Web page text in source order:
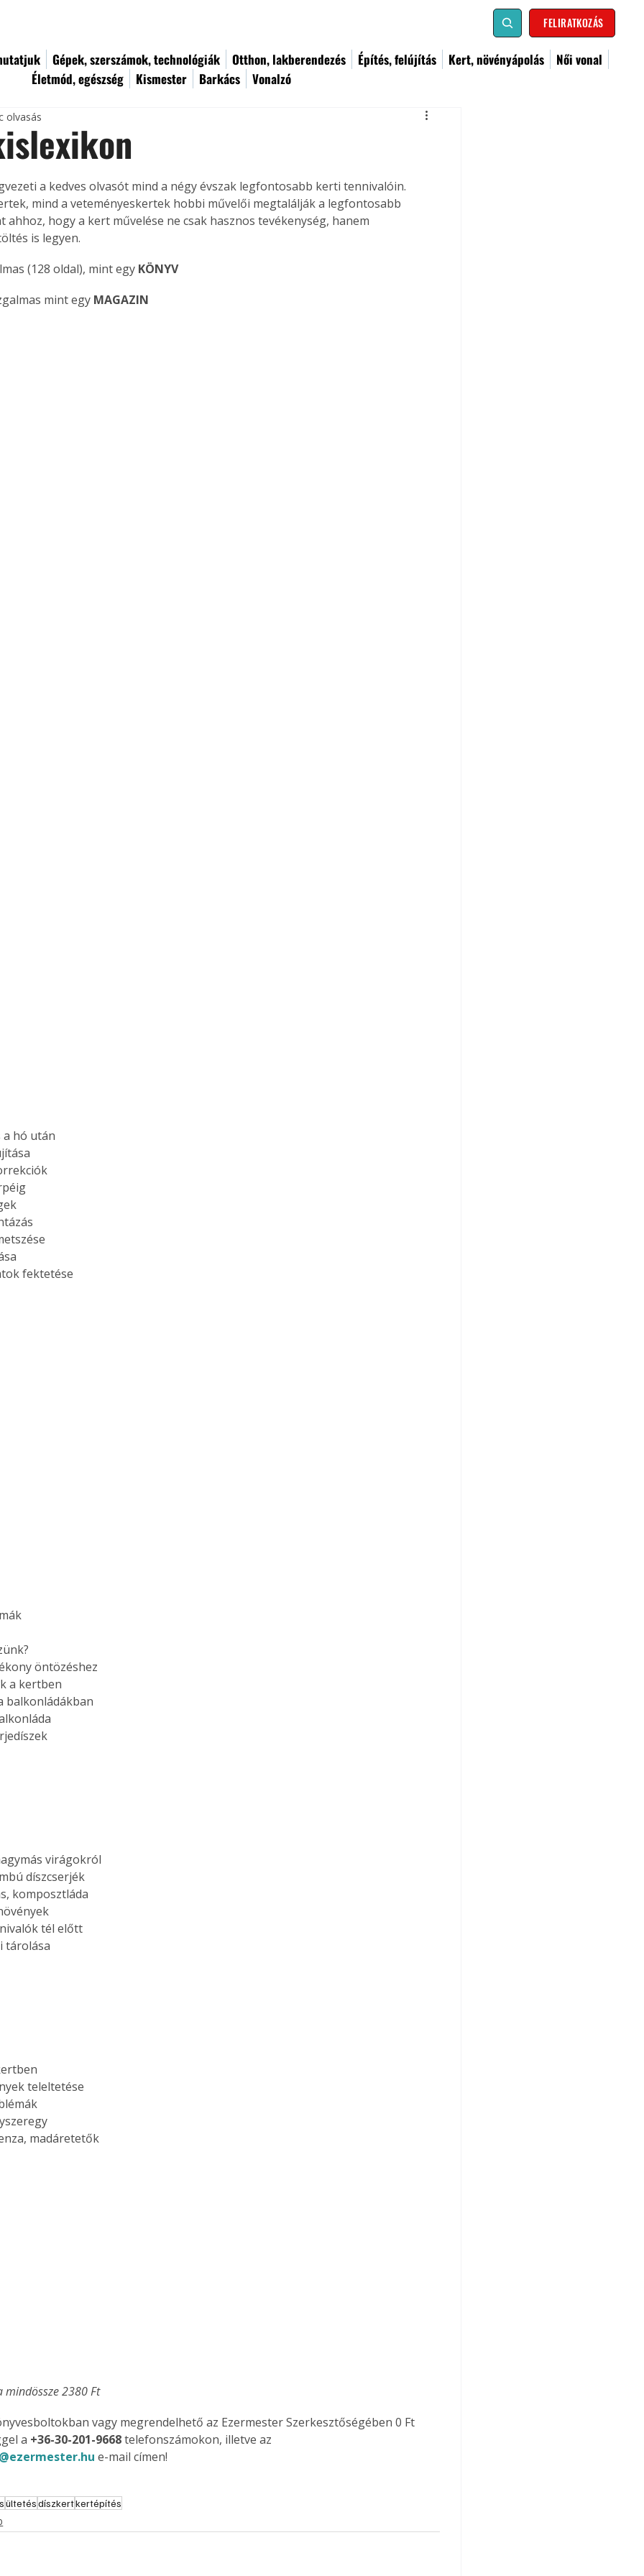
FELIRATKOZÁS
Gépek, szerszámok, technológiák Otthon, lakberendezés Építés, felújítás Kert, növényápolás
Női vonal
Életmód, egészség
Kismester Barkács Vonalzó
Bárhol,
élve
az
A
olvasás
a kedves olvasót mind a négy évszak legfontosabb kerti tennivalóin.
mind a veteményeskertek hobbi művelői megtalálják a legfontosabb
ahhoz, hogy a kert művelése ne csak hasznos tevékenység, hanem
is legyen.
(128 oldal), mint egy KÖNYV
mint egy MAGAZIN
a hó után
fektetése
öntözéshez
a kertben
balkonládákban
virágokról
díszcserjék
komposztláda
tél előtt
tárolása
teleltetése
madáretetők
mindössze 2380 Ft
vagy megrendelhető az Ezermester Szerkesztőségében 0 Ft
a +36-30-201-9668 telefonszámokon, illetve az
e-mail címen!
ültetésdíszkertkertépítés